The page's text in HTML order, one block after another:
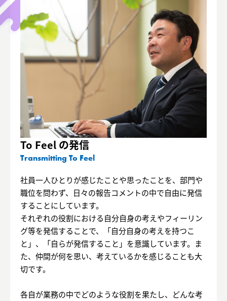
To Feel の発信
Transmitting To Feel
社員一人ひとりが感じたことや思ったことを、部門や
職位を問わず、日々の報告コメントの中で自由に発信
することにしています。
それぞれの役割における自分自身の考えやフィーリン
グ等を発信することで、「自分自身の考えを持つこ
と」、「自らが発信すること」を意識しています。ま
た、仲間が何を思い、考えているかを感じることも大
切です。
各自が業務の中でどのような役割を果たし、どんな考